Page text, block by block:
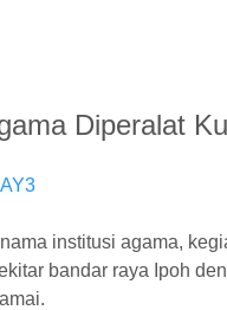
Diperalat
institusi agama,
bandar raya Ipoh